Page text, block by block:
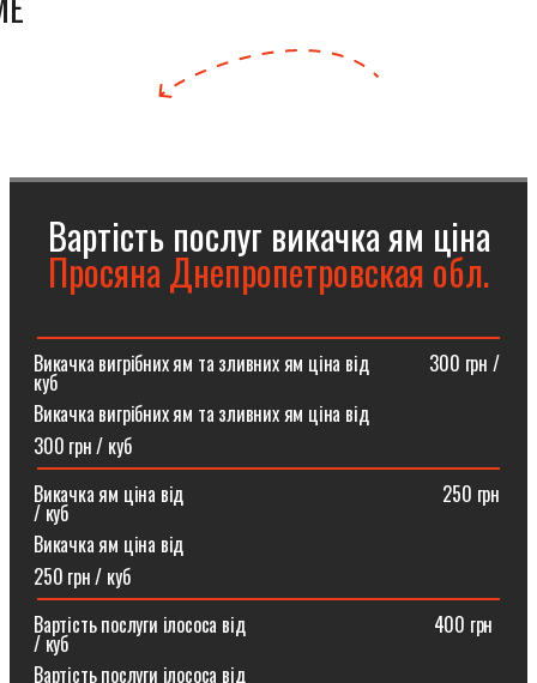
Вартість послуг викачка ям ціна
Просяна Днепропетровская обл.
Викачка вигрібних ям та зливних ям ціна від ⠀⠀⠀⠀300 грн /
куб
Викачка вигрібних ям та зливних ям ціна від
300 грн / куб
Викачка ям ціна від ⠀⠀⠀⠀⠀⠀⠀⠀⠀⠀⠀⠀⠀⠀⠀⠀⠀⠀250 грн
/ куб
Викачка ям ціна від
250 грн / куб
Вартість послуги ілососа від ⠀⠀⠀⠀⠀⠀⠀⠀⠀⠀⠀⠀⠀400 грн
/ куб
Вартість послуги ілососа від